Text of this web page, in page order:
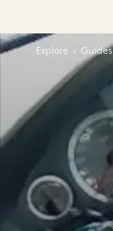
Explore › Guides